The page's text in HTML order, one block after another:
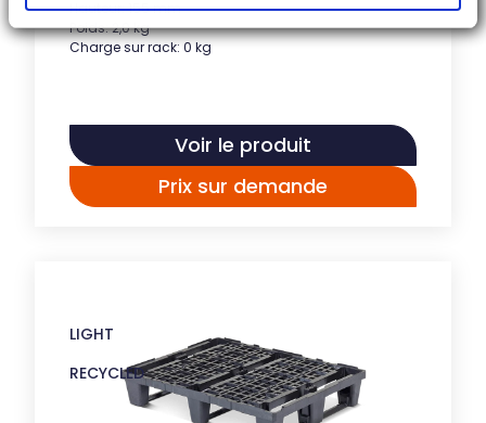
Hauteur: 155 mm
Poids: 2,0 kg
Charge sur rack: 0 kg
Voir le produit
Prix sur demande
LIGHT
RECYCLED